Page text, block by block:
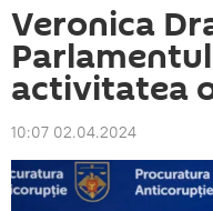
Veronica
activitatea
10:07 02.04.2024